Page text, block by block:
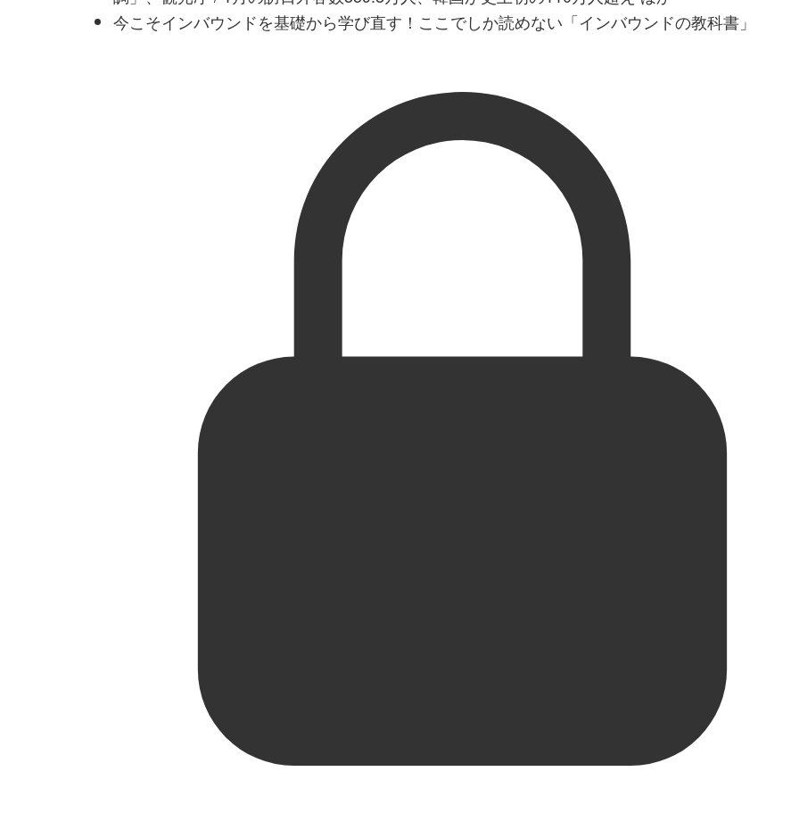
今こそインバウンドを基礎から学び直す！ここでしか読めない「インバウンドの教科書」